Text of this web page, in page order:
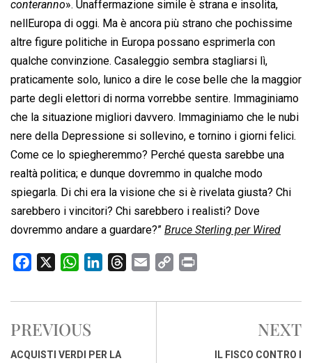
conteranno». Unaffermazione simile è strana e insolita,
nellEuropa di oggi. Ma è ancora più strano che pochissime
altre figure politiche in Europa possano esprimerla con
qualche convinzione. Casaleggio sembra stagliarsi lì,
praticamente solo, lunico a dire le cose belle che la maggior
parte degli elettori di norma vorrebbe sentire. Immaginiamo
che la situazione migliori davvero. Immaginiamo che le nubi
nere della Depressione si sollevino, e tornino i giorni felici.
Come ce lo spiegheremmo? Perché questa sarebbe una
realtà politica; e dunque dovremmo in qualche modo
spiegarla. Di chi era la visione che si è rivelata giusta? Chi
sarebbero i vincitori? Chi sarebbero i realisti? Dove
dovremmo andare a guardare?” Bruce Sterling per Wired
c
b
o
W
a
s
A
n
d
r
a
p
i
PREVIOUS
ACQUISTI VERDI PER LA
NEXT
IL FISCO CONTRO I